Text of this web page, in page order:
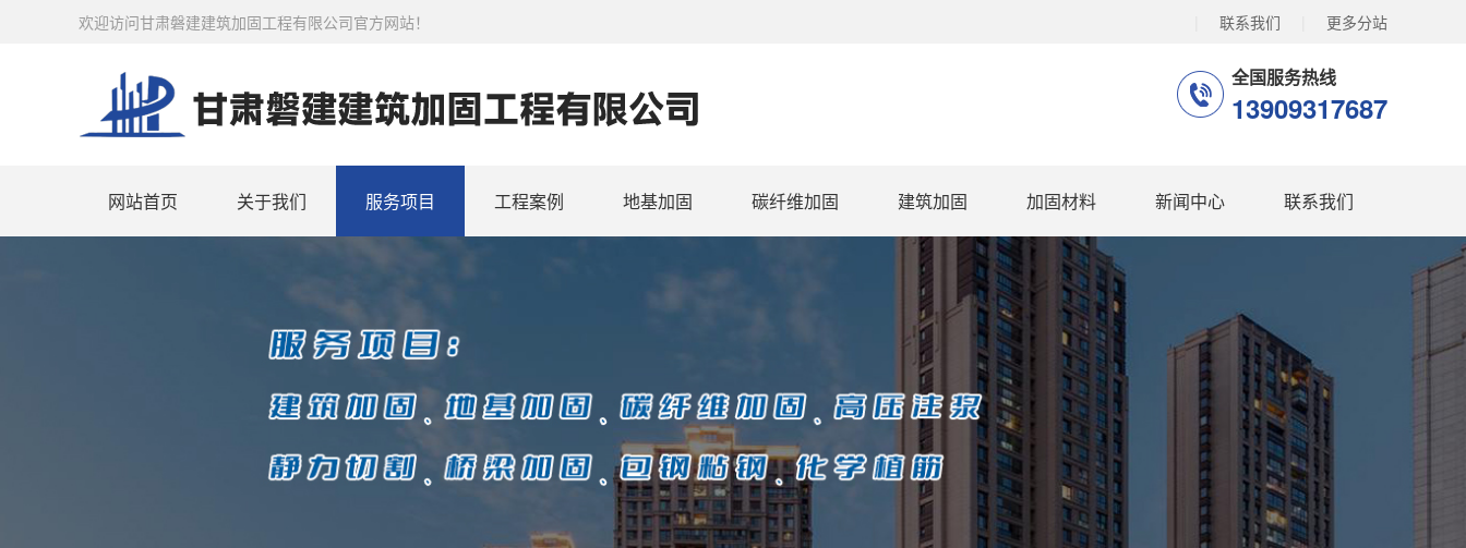
联系我们 更多分站
欢迎访问甘肃磐建建筑加固工程有限公司官方网站！
全国服务热线
13909317687
网站首页 关于我们 服务项目 工程案例 地基加固 碳纤维加固 建筑加固 加固材料 新闻中心 联系我们